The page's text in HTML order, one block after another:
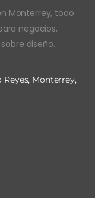
Monterrey, todo
negocios,
diseño.
Reyes, Monterrey,